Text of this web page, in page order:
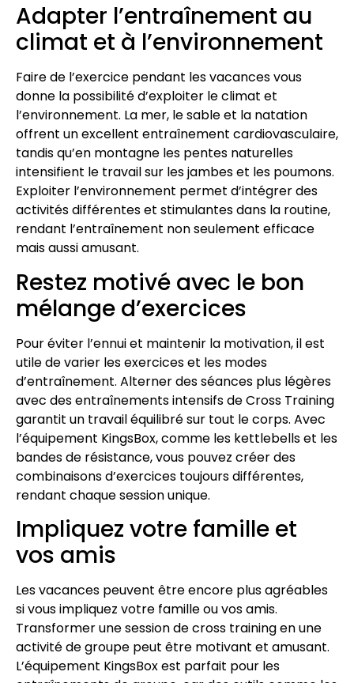
Adapter l’entraînement au
climat et à l’environnement
Faire de l’exercice pendant les vacances vous
donne la possibilité d’exploiter le climat et
l’environnement. La mer, le sable et la natation
offrent un excellent entraînement cardiovasculaire,
tandis qu’en montagne les pentes naturelles
intensifient le travail sur les jambes et les poumons.
Exploiter l’environnement permet d’intégrer des
activités différentes et stimulantes dans la routine,
rendant l’entraînement non seulement efficace
mais aussi amusant.
Restez motivé avec le bon
mélange d’exercices
Pour éviter l’ennui et maintenir la motivation, il est
utile de varier les exercices et les modes
d’entraînement. Alterner des séances plus légères
avec des entraînements intensifs de Cross Training
garantit un travail équilibré sur tout le corps. Avec
l’équipement KingsBox, comme les kettlebells et les
bandes de résistance, vous pouvez créer des
combinaisons d’exercices toujours différentes,
rendant chaque session unique.
Impliquez votre famille et
vos amis
Les vacances peuvent être encore plus agréables
si vous impliquez votre famille ou vos amis.
Transformer une session de cross training en une
activité de groupe peut être motivant et amusant.
L’équipement KingsBox est parfait pour les